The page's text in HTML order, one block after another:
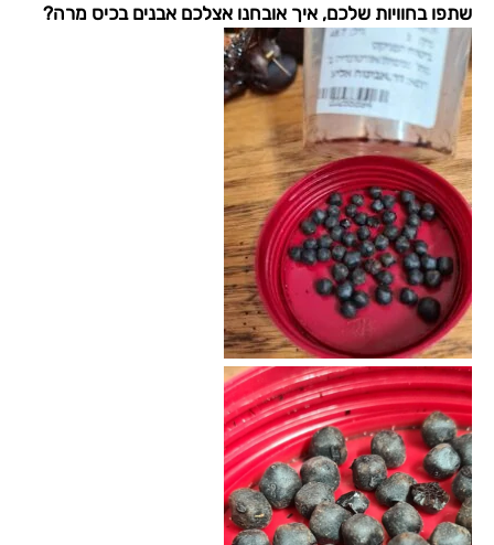
אובחנו אצלכם אבנים בכיס מרה?